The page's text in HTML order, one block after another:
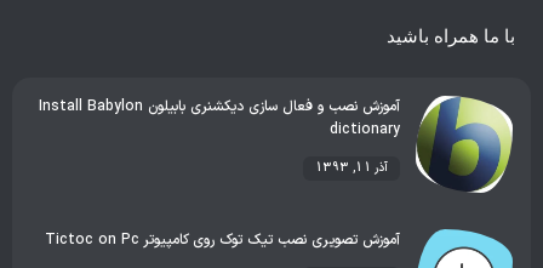
با ما همراه باشید
آموزش نصب و فعال سازی دیکشنری بابیلون Install Babylon
dictionary
آذر 11, 1393
آموزش تصویری نصب تیک توک روی کامپیوتر Tictoc on Pc